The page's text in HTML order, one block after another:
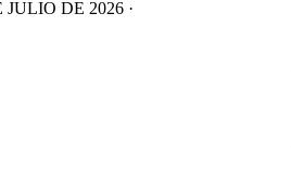
DE 2026 ·